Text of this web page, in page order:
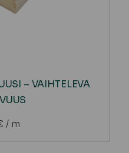
– VAIHTELEVA
/ m